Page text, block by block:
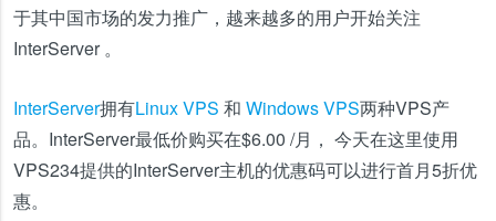
于其中国市场的发力推广，越来越多的用户开始关注
InterServer 。
InterServer拥有Linux VPS 和 Windows VPS两种VPS产
品。InterServer最低价购买在$6.00 /月， 今天在这里使用
VPS234提供的InterServer主机的优惠码可以进行首月5折优
惠。